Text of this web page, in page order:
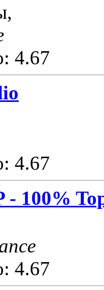
4.67
4.67
- 100%
4.67